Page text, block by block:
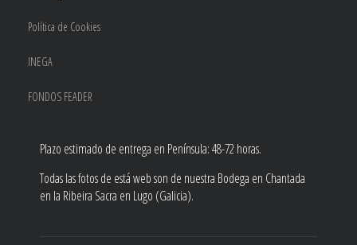
Política de Cookies
INEGA
FONDOS FEADER
Plazo estimado de entrega en Península: 48-72 horas.
Todas las fotos de está web son de nuestra Bodega en Chantada
en la Ribeira Sacra en Lugo (Galicia).